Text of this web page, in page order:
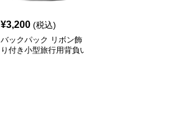
¥3,200 (税込)
バックパック リボン飾
り付き小型旅行用背負い